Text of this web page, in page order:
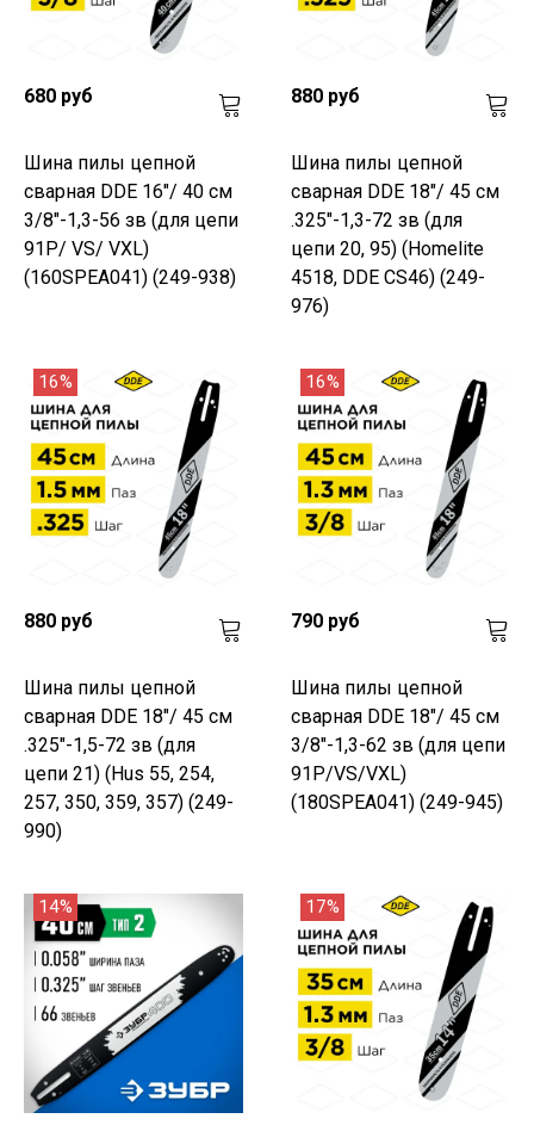
680 руб
Шина пилы цепной
сварная DDE 16"/ 40 см
3/8"-1,3-56 зв (для цепи
91P/ VS/ VXL)
(160SPEA041) (249-938)
880 руб
Шина пилы цепной
сварная DDE 18"/ 45 см
.325"-1,3-72 зв (для
цепи 20, 95) (Homelite
4518, DDE CS46) (249-
976)
16%
880 руб
Шина пилы цепной
сварная DDE 18"/ 45 см
.325"-1,5-72 зв (для
цепи 21) (Hus 55, 254,
257, 350, 359, 357) (249-
990)
16%
790 руб
Шина пилы цепной
сварная DDE 18"/ 45 см
3/8"-1,3-62 зв (для цепи
91P/VS/VXL)
(180SPEA041) (249-945)
14% 17%